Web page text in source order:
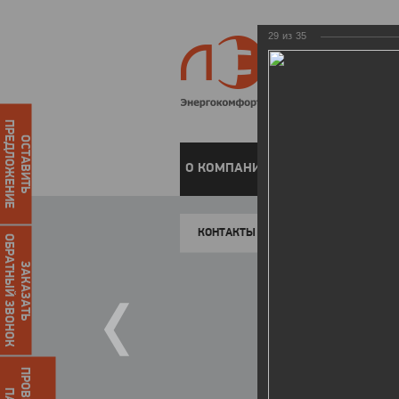
О КОМПАНИИ
КОНТАКТЫ
ОСТАВИТЬ
ПРЕДЛОЖЕНИЕ
ЗАКАЗАТЬ
ОБРАТНЫЙ ЗВОНОК
29 из 35